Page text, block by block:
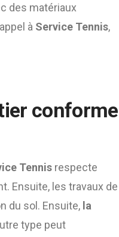
des matériaux
à Service Tennis,
conforme
Tennis respecte
Ensuite, les travaux de
du sol. Ensuite, la
type peut